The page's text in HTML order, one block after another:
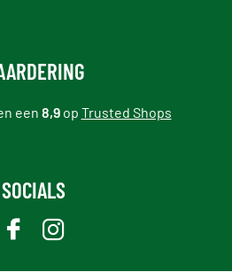
een 8,9op Trusted Shops
SOCIALS